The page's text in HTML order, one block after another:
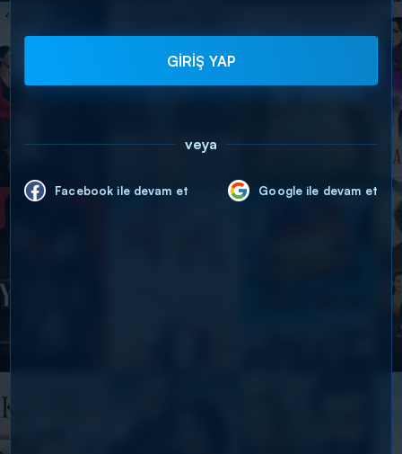
GİRİŞ YAP
veya
Facebook ile devam et Google ile devam et